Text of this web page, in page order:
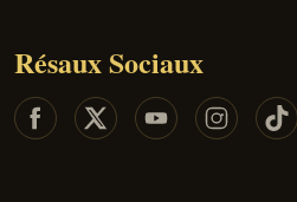
Résaux Sociaux